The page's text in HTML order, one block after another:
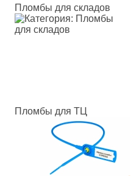
Пломбы для складов
Пломбы для ТЦ